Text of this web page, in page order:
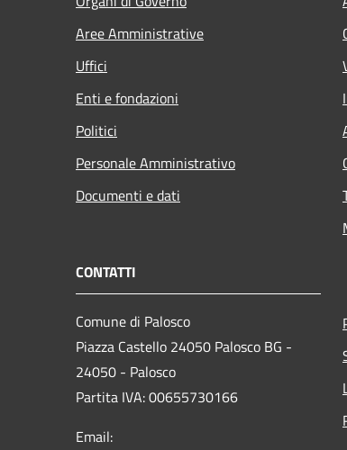
Aree Amministrative
Uffici
Enti e fondazioni
Politici
Personale Amministrativo
Documenti e dati
CONTATTI
Comune di Palosco
Piazza Castello 24050 Palosco BG -
24050 - Palosco
Partita IVA: 00655730166
Email: